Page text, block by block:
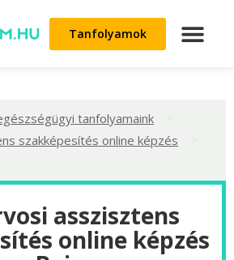
Tanfolyamok
tanfolyamaink
szakképesítés online képzés
asszisztens
online képzés